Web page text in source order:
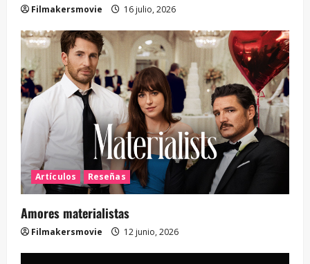
Filmakersmovie 16 julio, 2026
Artículos Reseñas
Amores materialistas
Filmakersmovie 12 junio, 2026